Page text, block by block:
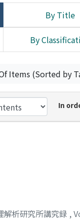
By Title
By
Items (Sorted by
In
解析研究所講究録 ,